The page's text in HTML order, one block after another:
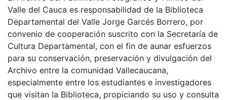
Valle del Cauca es responsabilidad de la Biblioteca
Departamental del Valle Jorge Garcés Borrero, por
convenio de cooperación suscrito con la Secretaría de
Cultura Departamental, con el fin de aunar esfuerzos
para su conservación, preservación y divulgación del
Archivo entre la comunidad Vallecaucana,
especialmente entre los estudiantes e investigadores
que visitan la Biblioteca, propiciando su uso y consulta